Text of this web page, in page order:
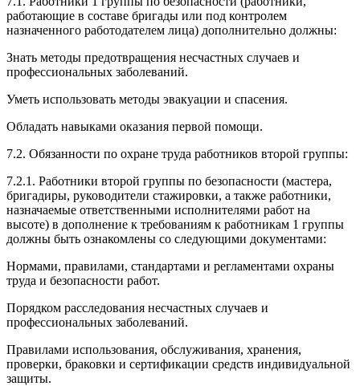
работающие в составе бригады или под контролем
назначенного работодателем лица) дополнительно должны:
Знать методы предотвращения несчастных случаев и
профессиональных заболеваний.
Уметь использовать методы эвакуации и спасения.
Обладать навыками оказания первой помощи.
7.2. Обязанности по охране труда работников второй группы:
7.2.1. Работники второй группы по безопасности (мастера,
бригадиры, руководители стажировки, а также работники,
назначаемые ответственными исполнителями работ на
высоте) в дополнение к требованиям к работникам 1 группы
должны быть ознакомлены со следующими документами:
Нормами, правилами, стандартами и регламентами охраны
труда и безопасности работ.
Порядком расследования несчастных случаев и
профессиональных заболеваний.
Правилами использования, обслуживания, хранения,
проверки, браковки и сертификации средств индивидуальной
защиты.